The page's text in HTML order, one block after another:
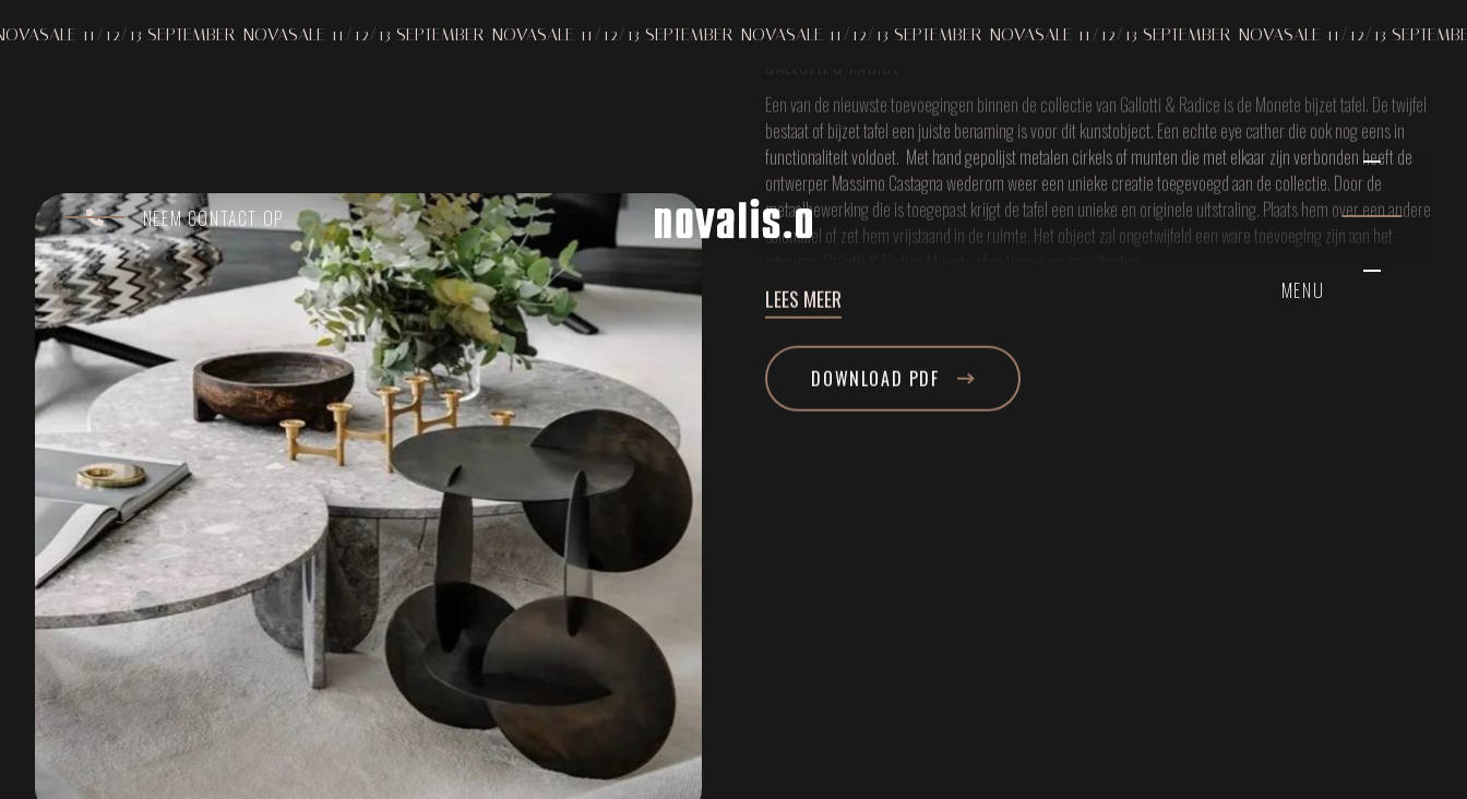
12/13 SEPTEMBER NOVASALE 11/12/13 SEPTEMBER NOVASALE 11/12/13 SEPTEMBER NOVASALE 11/12/13 SEPTEMBER NOVASALE 11/12/13 SEPTEMBER NOVASALE 11/12/13 SEPTEMBER
NEEM CONTACT OP
MENU
MONETE
GALLOTTI & RADICE
Een van de nieuwste toevoegingen binnen de collectie van Gallotti & Radice is de Monete bijzet tafel. De twijfel
bestaat of bijzet tafel een juiste benaming is voor dit kunstobject. Een echte eye cather die ook nog eens in
functionaliteit voldoet. Met hand gepolijst metalen cirkels of munten die met elkaar zijn verbonden heeft de
ontwerper Massimo Castagna wederom weer een unieke creatie toegevoegd aan de collectie. Door de
metaalbewerking die is toegepast krijgt de tafel een unieke en originele uitstraling. Plaats hem over een andere
salontafel of zet hem vrijstaand in de ruimte. Het object zal ongetwijfeld een ware toevoeging zijn aan het
LEES MEER
DOWNLOAD PDF
Melding bij verzameling Uw privacy-opties